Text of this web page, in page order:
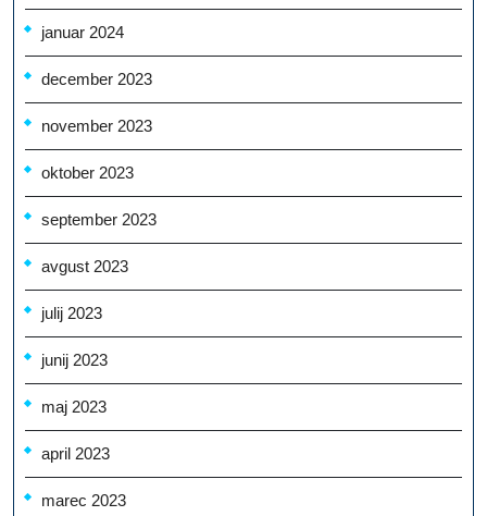
januar 2024
december 2023
november 2023
oktober 2023
september 2023
avgust 2023
julij 2023
junij 2023
maj 2023
april 2023
marec 2023